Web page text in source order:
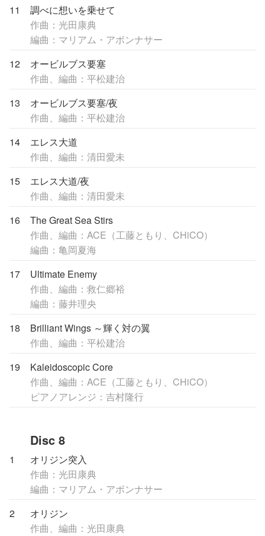
11
調べに想いを乗せて
作曲：光田康典
編曲：マリアム・アボンナサー
12
オービルブス要塞
作曲、編曲：平松建治
13
オービルブス要塞/夜
作曲、編曲：平松建治
14
エレス大道
作曲、編曲：清田愛未
15
エレス大道/夜
作曲、編曲：清田愛未
16
The Great Sea Stirs
作曲、編曲：ACE（工藤ともり、CHiCO）
編曲：亀岡夏海
17
Ultimate Enemy
作曲、編曲：救仁郷裕
編曲：藤井理央
18
Brilliant Wings ～輝く対の翼
作曲、編曲：平松建治
19
Kaleidoscopic Core
作曲、編曲：ACE（工藤ともり、CHiCO）
ピアノアレンジ：吉村隆行
Disc 8
1
オリジン突入
作曲：光田康典
編曲：マリアム・アボンナサー
2
オリジン
作曲、編曲：光田康典